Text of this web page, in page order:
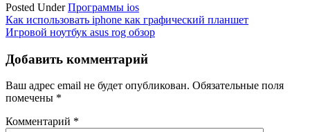
Posted UnderПрограммы ios
Навигация
по
записям
Как использовать iphone как графический планшет
Игровой ноутбук asus rog обзор
Добавить комментарий
Ваш адрес email не будет опубликован. Обязательные поля
помечены *
Комментарий *